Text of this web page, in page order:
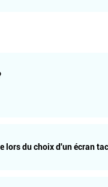
lors du choix d'un écran